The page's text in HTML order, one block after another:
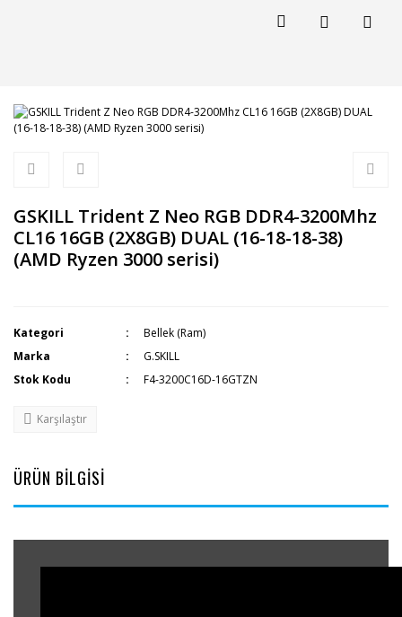
GSKILL Trident Z Neo RGB DDR4-3200Mhz
CL16 16GB (2X8GB) DUAL (16-18-18-38)
(AMD Ryzen 3000 serisi)
Kategori
Bellek (Ram)
Marka
G.SKILL
Stok Kodu
F4-3200C16D-16GTZN
Karşılaştır
ÜRÜN BİLGİSİ